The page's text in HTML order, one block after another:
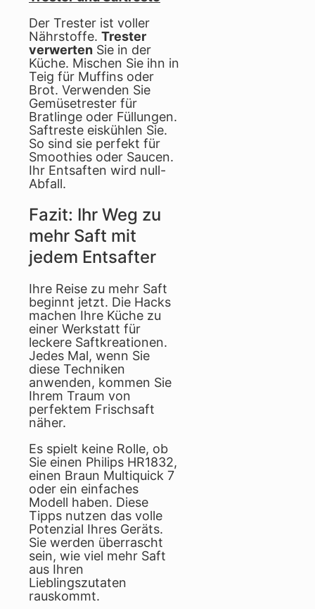
Der Trester ist voller
Nährstoffe. Trester
verwerten Sie in der
Küche. Mischen Sie ihn in
Teig für Muffins oder
Brot. Verwenden Sie
Gemüsetrester für
Bratlinge oder Füllungen.
Saftreste eiskühlen Sie.
So sind sie perfekt für
Smoothies oder Saucen.
Ihr Entsaften wird null-
Abfall.
Fazit: Ihr Weg zu
mehr Saft mit
jedem Entsafter
Ihre Reise zu mehr Saft
beginnt jetzt. Die Hacks
machen Ihre Küche zu
einer Werkstatt für
leckere Saftkreationen.
Jedes Mal, wenn Sie
diese Techniken
anwenden, kommen Sie
Ihrem Traum von
perfektem Frischsaft
näher.
Es spielt keine Rolle, ob
Sie einen Philips HR1832,
einen Braun Multiquick 7
oder ein einfaches
Modell haben. Diese
Tipps nutzen das volle
Potenzial Ihres Geräts.
Sie werden überrascht
sein, wie viel mehr Saft
aus Ihren
Lieblingszutaten
rauskommt.